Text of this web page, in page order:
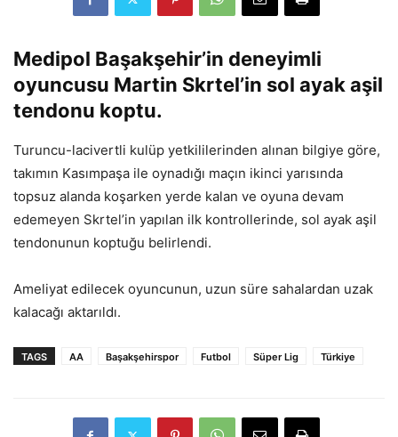
Medipol Başakşehir’in deneyimli
oyuncusu Martin Skrtel’in sol ayak aşil
tendonu koptu.
Turuncu-lacivertli kulüp yetkililerinden alınan bilgiye göre,
takımın Kasımpaşa ile oynadığı maçın ikinci yarısında
topsuz alanda koşarken yerde kalan ve oyuna devam
edemeyen Skrtel’in yapılan ilk kontrollerinde, sol ayak aşil
tendonunun koptuğu belirlendi.
Ameliyat edilecek oyuncunun, uzun süre sahalardan uzak
kalacağı aktarıldı.
TAGS AA Başakşehirspor Futbol Süper Lig Türkiye